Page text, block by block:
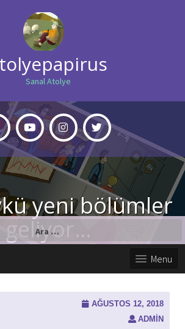
Sanal Atolye
yeni bölümler
geliyor…
Menu
AĞUSTOS 12, 2018
ADMIN